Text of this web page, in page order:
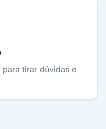
tirar dúvidas e